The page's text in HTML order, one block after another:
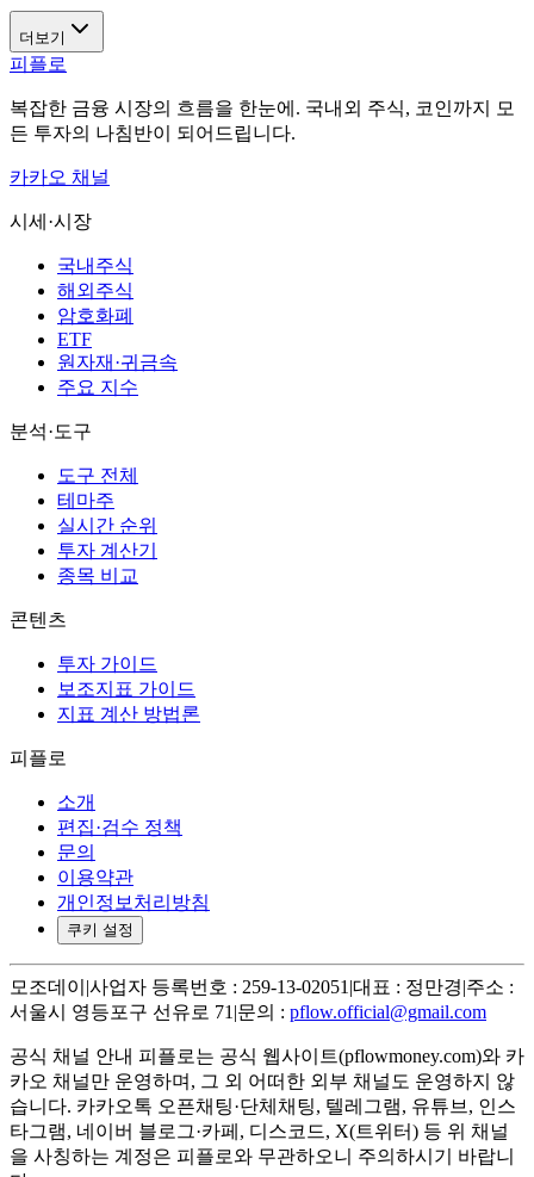
더보기
피플로
복잡한 금융 시장의 흐름을 한눈에. 국내외 주식, 코인까지 모
든 투자의 나침반이 되어드립니다.
카카오 채널
시세·시장
국내주식
해외주식
암호화폐
ETF
원자재·귀금속
주요 지수
분석·도구
도구 전체
테마주
실시간 순위
투자 계산기
종목 비교
콘텐츠
투자 가이드
보조지표 가이드
지표 계산 방법론
피플로
소개
편집·검수 정책
문의
이용약관
개인정보처리방침
쿠키 설정
모조데이 |사업자 등록번호 : 259-13-02051 |대표 : 정만경|주소 :
서울시 영등포구 선유로 71 |문의 : pflow.official@gmail.com
공식 채널 안내 피플로는 공식 웹사이트(pflowmoney.com)와 카
카오 채널만 운영하며, 그 외 어떠한 외부 채널도 운영하지 않
습니다. 카카오톡 오픈채팅·단체채팅, 텔레그램, 유튜브, 인스
타그램, 네이버 블로그·카페, 디스코드, X(트위터) 등 위 채널
을 사칭하는 계정은 피플로와 무관하오니 주의하시기 바랍니